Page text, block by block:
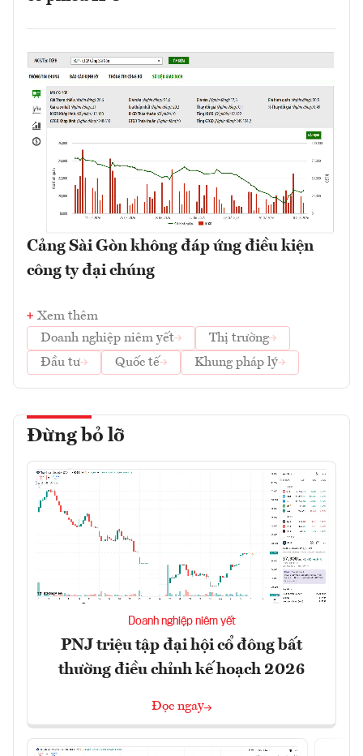
Cảng Sài Gòn không đáp ứng điều kiện
công ty đại chúng
Xem thêm
Doanh nghiệp niêm yết
Thị trường
Đầu tư
Quốc tế Khung pháp lý
Đừng bỏ lỡ
Doanh nghiệp niêm yết
PNJ triệu tập đại hội cổ đông bất
thường điều chỉnh kế hoạch 2026
Đọc ngay